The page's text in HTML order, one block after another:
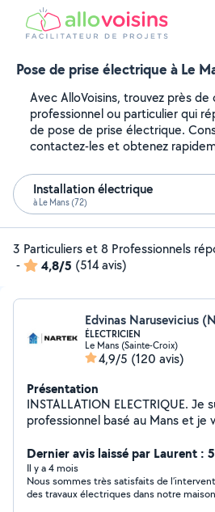
Pose de prise électrique à Le
Avec AlloVoisins, trouvez près de
professionnel ou particulier qui
de pose de prise électrique.
contactez-les et obtenez
Installation électrique
à Le Mans (72)
3 Particuliers et 8 Professionnels
-
4,8/5 (514 avis)
Edvinas Narusevicius
ÉLECTRICIEN
Le Mans (Sainte-Croix)
4,9/5 (120 avis)
Présentation
INSTALLATION ELECTRIQUE. Je
professionnel basé au Mans et je
sécurité et avec un excellent
Dernier avis laissé par Laurent :
Il y a 4 mois
Nous sommes très satisfaits de
des travaux électriques dans notre maison. Il a ajouté